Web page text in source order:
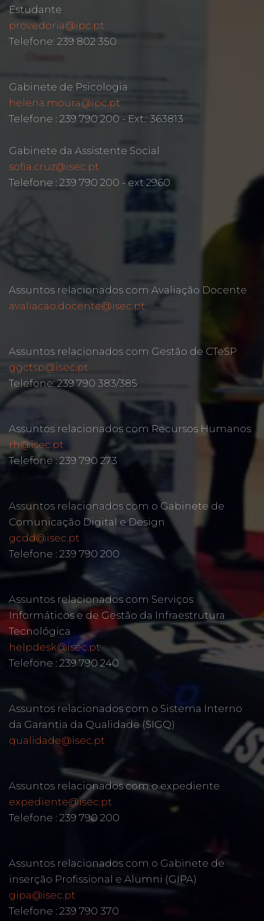
Estudante
provedoria@ipc.pt
Telefone: 239 802 350
Gabinete de Psicologia
helena.moura@ipc.pt
Telefone : 239 790 200 - Ext.: 363813
Gabinete da Assistente Social
sofia.cruz@isec.pt
Telefone : 239 790 200 - ext 2960
Assuntos relacionados com Avaliação Docente
avaliacao.docente@isec.pt
Assuntos relacionados com Gestão de CTeSP
ggctsp@isec.pt
Telefone: 239 790 383/385
Assuntos relacionados com Recursos Humanos
rh@isec.pt
Telefone : 239 790 273
Assuntos relacionados com o Gabinete de
Comunicação Digital e Design
gcdd@isec.pt
Telefone : 239 790 200
Assuntos relacionados com Serviços
Informáticos e de Gestão da Infraestrutura
Tecnológica
helpdesk@isec.pt
Telefone : 239 790 240
Assuntos relacionados com o Sistema Interno
da Garantia da Qualidade (SIGQ)
qualidade@isec.pt
Assuntos relacionados com o expediente
expediente@isec.pt
Telefone : 239 790 200
Assuntos relacionados com o Gabinete de
inserção Profissional e Alumni (GIPA)
gipa@isec.pt
Telefone : 239 790 370